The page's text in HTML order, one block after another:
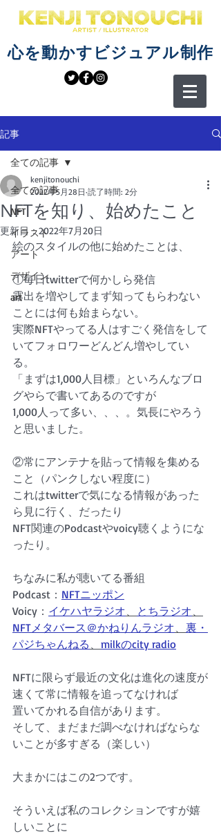
心を動かすビジュアル制作
記事
全ての記事
NFT
イラスト
アート
デザイン
art
全ての記事
NFTを知り、始めたこと
kenjitonouchi
2022年5月28日 読了時間: 2分
更新日：2022年7月20日
絵のスタイルの他に始めたことは、
①毎日twitterで何かしら発信
露出を増やしてまず知ってもらわない
ことには何も始まらない。
実際NFTやってる人はすごく発信をして
いてフォロワーどんどん増やしてい
る。
「まずは1,000人目標」といろんなブロ
グやらで書いてあるのですが
1,000人って多い、、、。気長にやろう
と思いました。
②常にアンテナを貼って情報を集める
こと（パンクしない程度に）
これはtwitterで気になる情報があった
ら見に行く、だったり
NFT関連のPodcastやvoicy聴くようにな
ったり。
ちなみに私が聴いてる番組
Podcast： NFTニッポン
Voicy： イケハヤラジオ、 とちラジオ、
NFTメタバース＠かねりんラジオ、 裏・
パジちゃんねる 、 milkのcity radio
NFTに限らず最近の文化は進化の速度が
速くて常に情報を追ってなければ
置いてかれる自信があります。
そして、まだまだ調べなければならな
いことが多すぎる（楽しい）
大まかにはこの2つです。
そういえば私のコレクションですが嬉
しいことに